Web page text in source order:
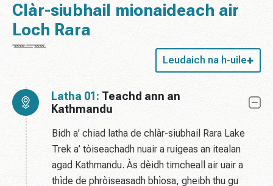
Clàr-siubhail mionaideach air
Loch Rara
Leudaich na h-uile
Latha 01: Teachd ann an
Kathmandu
Bidh a’ chiad latha de chlàr-siubhail Rara Lake
Trek a’ tòiseachadh nuair a ruigeas an itealan
agad Kathmandu. Às dèidh timcheall air uair a
thìde de phròiseasadh bhìosa, gheibh thu gu